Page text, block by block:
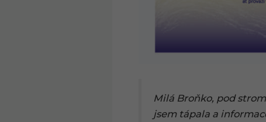
Milá Broňko, pod
jsem tápala a